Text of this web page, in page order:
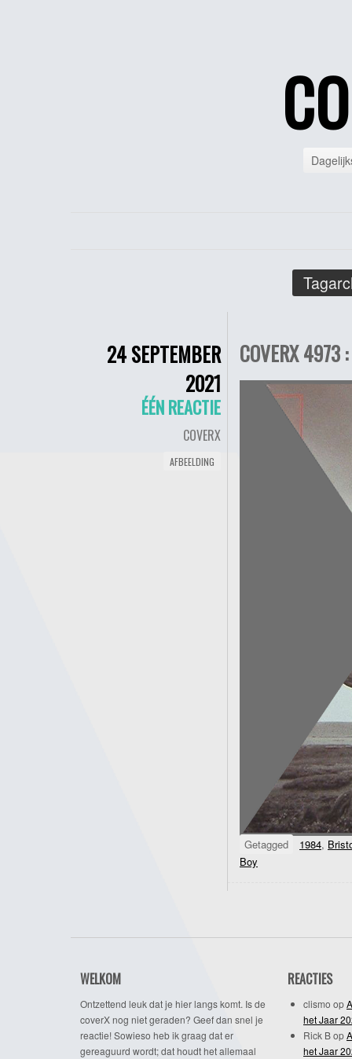
24 SEPTEMBER
2021
ÉÉN REACTIE
COVERX
AFBEELDING
COVERX 4973
Getagged 1984,
Boy
WELKOM
Ontzettend leuk dat je hier langs komt. Is de
coverX nog niet geraden? Geef dan snel je
reactie! Sowieso heb ik graag dat er
gereaguurd wordt; dat houdt het allemaal
REACTIES
clismo op
het Jaar
Rick Bop
het Jaar